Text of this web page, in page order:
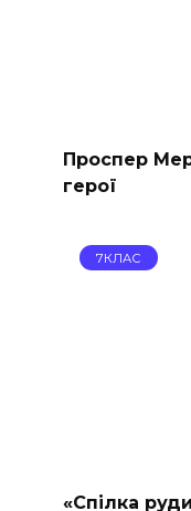
Проспер
герої
7КЛАС
«Спілка